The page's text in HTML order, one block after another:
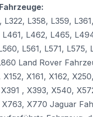
L322, L358, L359,
L462, L465,
L561, L571, L575,
Land Rover
X152, X161, X162,
, X393, X540,
X763, X770 Jaguar